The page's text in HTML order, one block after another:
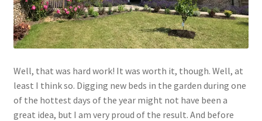
Well, that was hard work! It was worth it, though. Well, at
least I think so. Digging new beds in the garden during one
of the hottest days of the year might not have been a
great idea, but I am very proud of the result. And before